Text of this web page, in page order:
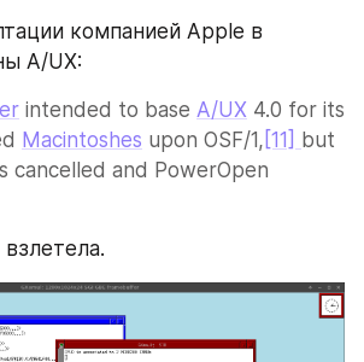
компанией Apple в
A/UX:
intended to base A/UX
Macintoshes upon OSF/1, [11] but
cancelled and PowerOpen